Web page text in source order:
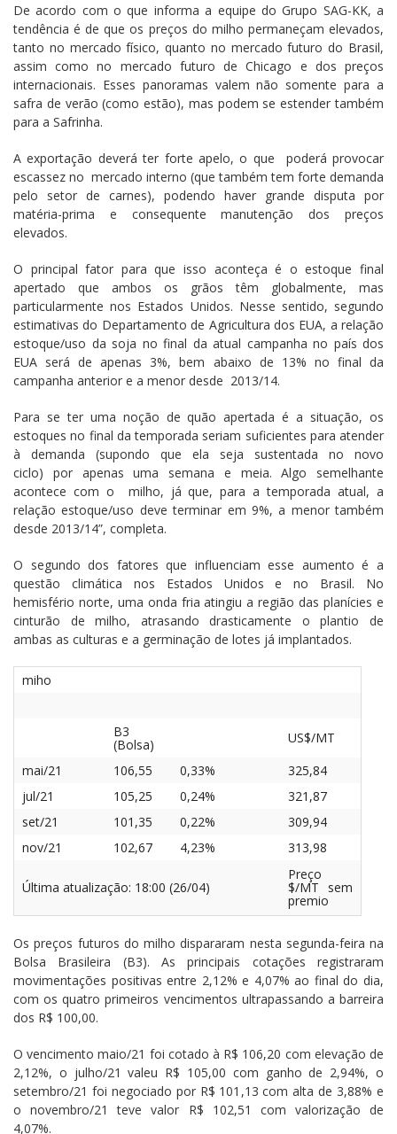
De acordo com o que informa a equipe do Grupo SAG-KK, a
tendência é de que os preços do milho permaneçam elevados,
tanto no mercado físico, quanto no mercado futuro do Brasil,
assim como no mercado futuro de Chicago e dos preços
internacionais. Esses panoramas valem não somente para a
safra de verão (como estão), mas podem se estender também
para a Safrinha.
A exportação deverá ter forte apelo, o que poderá provocar
escassez no mercado interno (que também tem forte demanda
pelo setor de carnes), podendo haver grande disputa por
matéria-prima e consequente manutenção dos preços
elevados.
O principal fator para que isso aconteça é o estoque final
apertado que ambos os grãos têm globalmente, mas
particularmente nos Estados Unidos. Nesse sentido, segundo
estimativas do Departamento de Agricultura dos EUA, a relação
estoque/uso da soja no final da atual campanha no país dos
EUA será de apenas 3%, bem abaixo de 13% no final da
campanha anterior e a menor desde 2013/14.
Para se ter uma noção de quão apertada é a situação, os
estoques no final da temporada seriam suficientes para atender
à demanda (supondo que ela seja sustentada no novo
ciclo) por apenas uma semana e meia. Algo semelhante
acontece com o milho, já que, para a temporada atual, a
relação estoque/uso deve terminar em 9%, a menor também
desde 2013/14”, completa.
O segundo dos fatores que influenciam esse aumento é a
questão climática nos Estados Unidos e no Brasil. No
hemisfério norte, uma onda fria atingiu a região das planícies e
cinturão de milho, atrasando drasticamente o plantio de
ambas as culturas e a germinação de lotes já implantados.
miho
B3
(Bolsa)
US$/MT
mai/21
106,55 0,33%
325,84
jul/21
105,25 0,24%
321,87
set/21
101,35 0,22%
309,94
nov/21
102,67 4,23% 313,98
Última atualização: 18:00 (26/04)
Preço
$/MT sem
premio
Os preços futuros do milho dispararam nesta segunda-feira na
Bolsa Brasileira (B3). As principais cotações registraram
movimentações positivas entre 2,12% e 4,07% ao final do dia,
com os quatro primeiros vencimentos ultrapassando a barreira
dos R$ 100,00.
O vencimento maio/21 foi cotado à R$ 106,20 com elevação de
2,12%, o julho/21 valeu R$ 105,00 com ganho de 2,94%, o
setembro/21 foi negociado por R$ 101,13 com alta de 3,88% e
o novembro/21 teve valor R$ 102,51 com valorização de
4,07%.